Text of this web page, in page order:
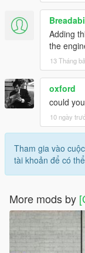
Adding
the
13 Tháng
oxford
could
10 ngày
Tham gia vào
tài khoản để có
More mods by